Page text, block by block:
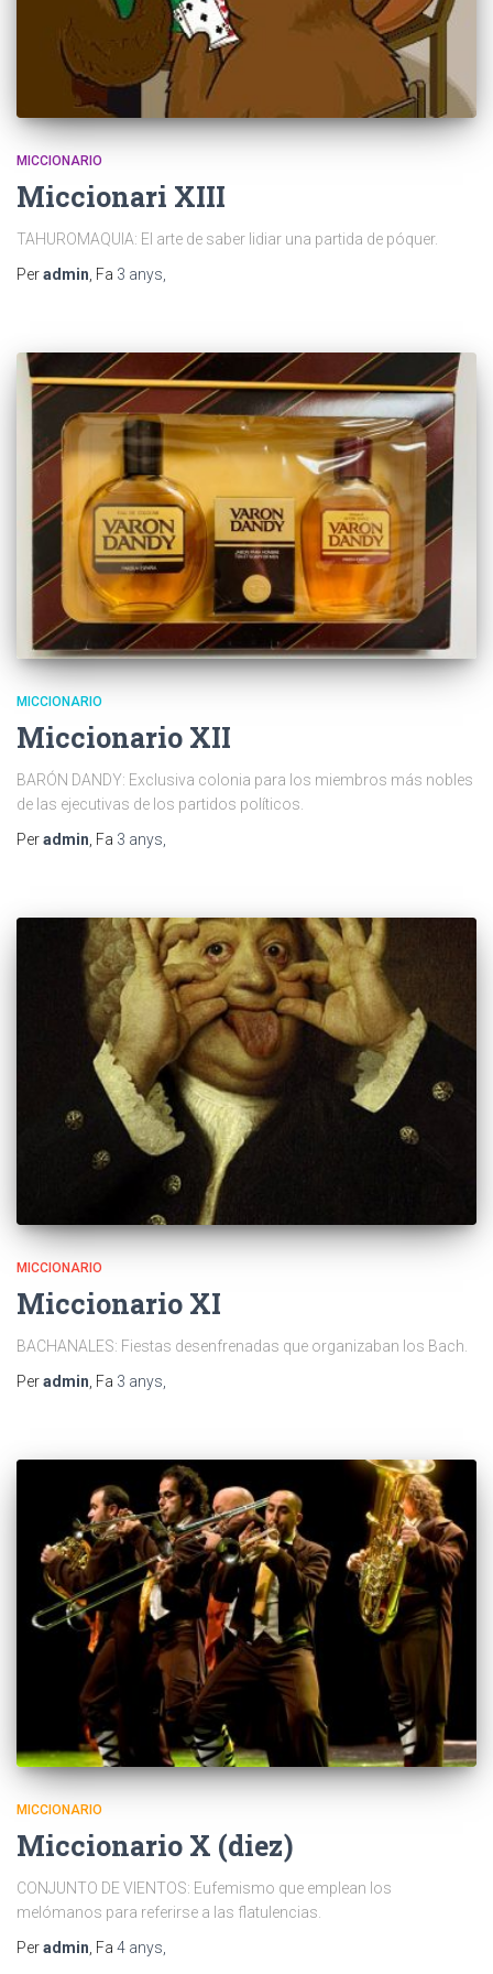
MICCIONARIO
Miccionari XIII
TAHUROMAQUIA: El arte de saber lidiar una partida de póquer.
Peradmin , Fa 3 anys
MICCIONARIO
Miccionario XII
BARÓN DANDY: Exclusiva colonia para los miembros más nobles
de las ejecutivas de los partidos políticos.
Peradmin, Fa 3 anys,
MICCIONARIO
Miccionario XI
BACHANALES: Fiestas desenfrenadas que organizaban los Bach.
Peradmin , Fa 3 anys
MICCIONARIO
Miccionario X (diez)
CONJUNTO DE VIENTOS: Eufemismo que emplean los
melómanos para referirse a las flatulencias.
Peradmin , Fa 4 anys